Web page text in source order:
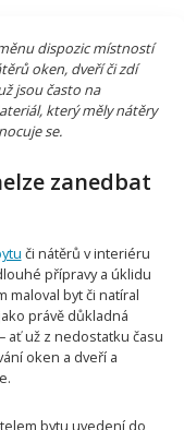
dispozic místností
oken, dveří či zdí
jsou často na
který měly nátěry
se.
zanedbat
či nátěrů v interiéru
přípravy a úklidu
maloval byt či natíral
právě důkladná
ať už z nedostatku času
oken a dveří a
bytu uvedení do